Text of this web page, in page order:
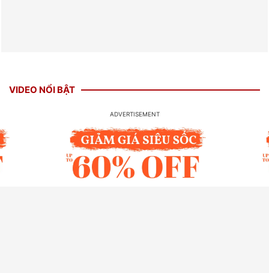
VIDEO NỔI BẬT